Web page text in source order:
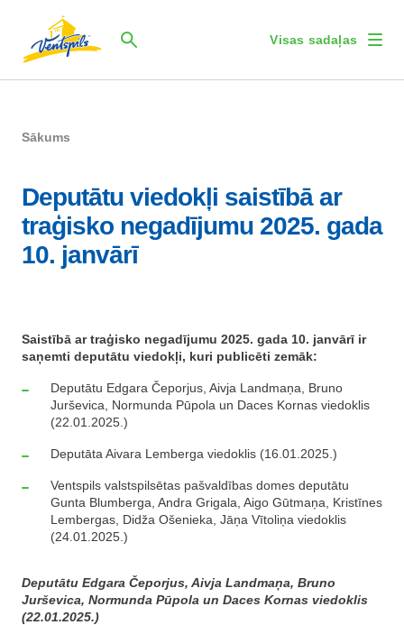
Visas sadaļas
Sākums
Deputātu viedokļi saistībā ar
traģisko negadījumu 2025. gada
10. janvārī
Saistībā ar traģisko negadījumu 2025. gada 10. janvārī ir
saņemti deputātu viedokļi, kuri publicēti zemāk:
⁠Deputātu Edgara Čeporjus, Aivja Landmaņa, Bruno
Jurševica, Normunda Pūpola un Daces Kornas viedoklis
(22.01.2025.)
Deputāta Aivara Lemberga viedoklis (16.01.2025.)
Ventspils valstspilsētas pašvaldības domes deputātu
Gunta Blumberga, Andra Grigala, Aigo Gūtmaņa, Kristīnes
Lembergas, Didža Ošenieka, Jāņa Vītoliņa viedoklis
(24.01.2025.)
Deputātu Edgara Čeporjus, Aivja Landmaņa, Bruno
Jurševica, Normunda Pūpola un Daces Kornas viedoklis
(22.01.2025.)